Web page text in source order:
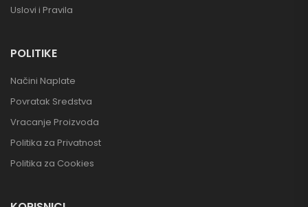
Uslovi i Pravila
POLITIKE
Načini Naplate
Povratak Sredstva
Vracanje Proizvoda
Politika za Privatnost
Politika za Cookies